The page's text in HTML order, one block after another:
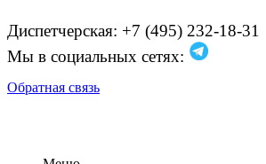
Диспетчерская: +7 (495) 232-18-31
Мы в социальных сетях:
Обратная связь